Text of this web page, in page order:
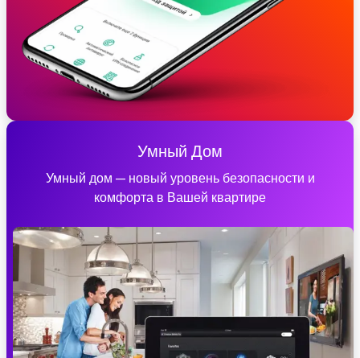
Умный Дом
Умный дом — новый уровень безопасности и
комфорта в Вашей квартире